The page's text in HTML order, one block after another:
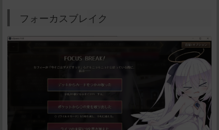
フォーカスブレイク